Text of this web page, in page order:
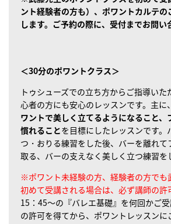
ント経験者の方も） 、ポワントカルテの
します。 ご予約の際に、受付までお問い
＜30分のポワントクラス＞
トゥシューズでの立ち方からご指導い
心者の方にも安心のレッスンです。主に、
ワントで美しく立てるようになること、
慣れることを目標にしたレッスンです。
つ・おりる練習をした後、バーを離れて
取る、バーの支えなく美しく立つ練習を
※ポワント未経験の方、経験者の方でも
初めて受講される場合は、必ず講師の許
15：45～の『バレエ基礎』を何回かご
の許可を得てから、ポワントレッスンに